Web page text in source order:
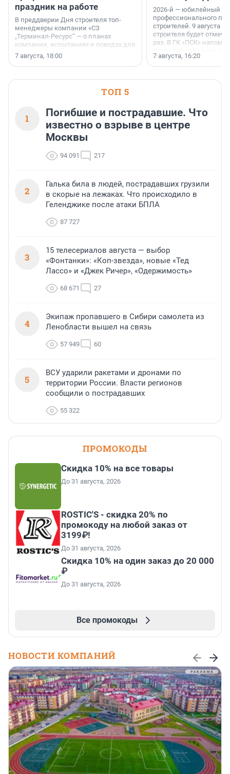
праздник на работе
В преддверии Дня строителя топ-
менеджеры компании «СЗ
„Терминал-Ресурс“ — о планах
компании, испытаниях и поводах для
осторожного оптимизма.
7 августа, 18:00
2026-й — юбилейный
профессионального
строителей. 9 августа
строителя будет
раз. В ГК «ПСК»
поменялась роль
7 августа, 16:20
ТОП 5
1
Погибшие и пострадавшие. Что
известно о взрыве в центре
Москвы
94 091 217
2
Галька била в людей, пострадавших грузили
в скорые на лежаках. Что происходило в
Геленджике после атаки БПЛА
87 727
3
15 телесериалов августа — выбор
«Фонтанки»: «Коп-звезда», новые «Тед
Лассо» и «Джек Ричер», «Одержимость»
68 671 27
4
Экипаж пропавшего в Сибири самолета из
Ленобласти вышел на связь
57 949 60
5
ВСУ ударили ракетами и дронами по
территории России. Власти регионов
сообщили о пострадавших
55 322
ПРОМОКОДЫ
Скидка 10% на все товары
До 31 августа, 2026
ROSTIC'S - скидка 20% по
промокоду на любой заказ от
3199₽!
До 31 августа, 2026
Скидка 10% на один заказ до 20 000
₽
До 31 августа, 2026
Все промокоды
НОВОСТИ КОМПАНИЙ